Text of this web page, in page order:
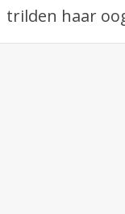
trilden haar